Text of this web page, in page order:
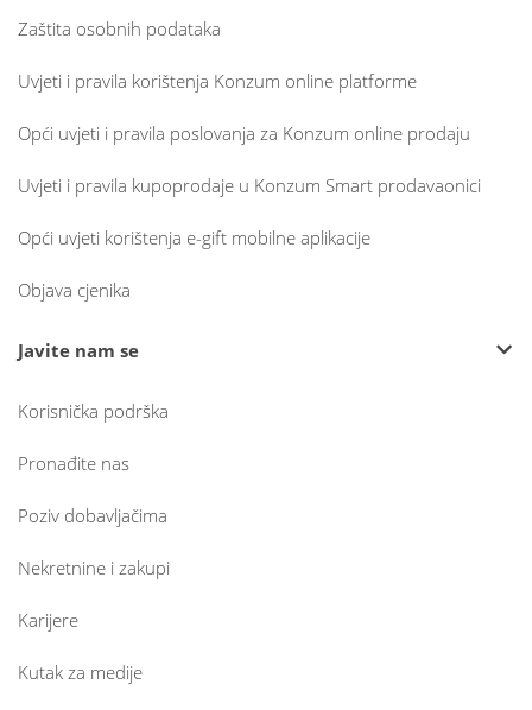
Zaštita osobnih podataka
Uvjeti i pravila korištenja Konzum online platforme
Opći uvjeti i pravila poslovanja za Konzum online prodaju
Uvjeti i pravila kupoprodaje u Konzum Smart prodavaonici
Opći uvjeti korištenja e-gift mobilne aplikacije
Objava cjenika
Javite nam se
Korisnička podrška
Pronađite nas
Poziv dobavljačima
Nekretnine i zakupi
Karijere
Kutak za medije